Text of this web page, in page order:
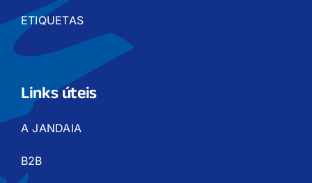
ETIQUETAS
Links úteis
A JANDAIA
B2B